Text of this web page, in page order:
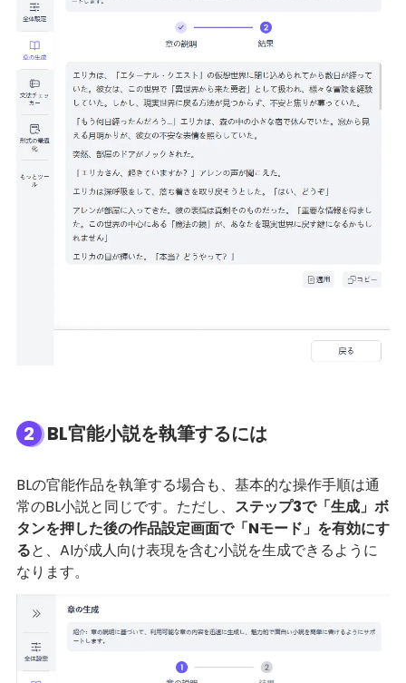
2 BL官能小説を執筆するには
BLの官能作品を執筆する場合も、基本的な操作手順は通
常のBL小説と同じです。ただし、 ステップ3で「生成」ボ
タンを押した後の作品設定画面で「Nモード」を有効にす
ると、AIが成人向け表現を含む小説を生成できるように
なります。